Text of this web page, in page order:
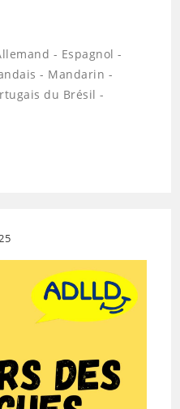
- Espagnol -
- Mandarin -
du Brésil -